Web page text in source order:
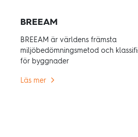
BREEAM
BREEAM är världens främsta
miljöbedömningsmetod och
för byggnader
Läs mer